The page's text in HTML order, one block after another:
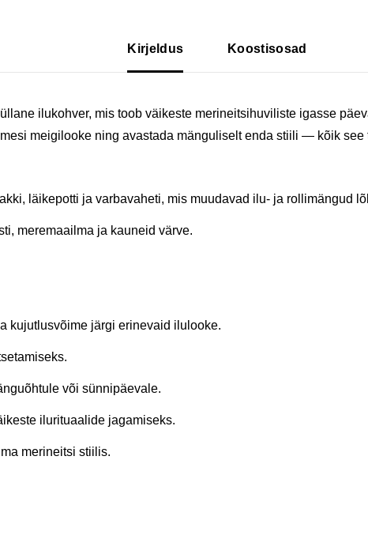
Kirjeldus Koostisosad
ilukohver, mis toob väikeste merineitsihuviliste igasse
meigilooke ning avastada mänguliselt enda stiili — kõik
läikepotti ja varbavaheti, mis muudavad ilu- ja rollimängud
meremaailma ja kauneid värve.
kujutlusvõime järgi erinevaid ilulooke.
või sünnipäevale.
ilurituaalide jagamiseks.
merineitsi stiilis.